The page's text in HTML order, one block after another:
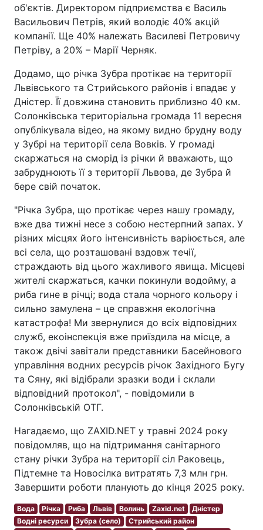
об'єктів. Директором підприємства є Василь
Васильович Петрів, який володіє 40% акцій
компанії. Ще 40% належать Василеві Петровичу
Петріву, а 20% – Марії Черняк.
Додамо, що річка Зубра протікає на території
Львівського та Стрийського районів і впадає у
Дністер. Її довжина становить приблизно 40 км.
Солонківська територіальна громада 11 вересня
опублікувала відео, на якому видно брудну воду
у Зубрі на території села Вовків. У громаді
скаржаться на сморід із річки й вважають, що
забруднюють її з території Львова, де Зубра й
бере свій початок.
"Річка Зубра, що протікає через нашу громаду,
вже два тижні несе з собою нестерпний запах. У
різних місцях його інтенсивність варіюється, але
всі села, що розташовані вздовж течії,
страждають від цього жахливого явища. Місцеві
жителі скаржаться, качки покинули водойму, а
риба гине в річці; вода стала чорного кольору і
сильно замулена – це справжня екологічна
катастрофа! Ми звернулися до всіх відповідних
служб, екоінспекція вже приїздила на місце, а
також двічі завітали представники Басейнового
управління водних ресурсів річок Західного Бугу
та Сяну, які відібрали зразки води і склали
відповідний протокол", - повідомили в
Солонківській ОТГ.
Нагадаємо, що ZAXID.NET у травні 2024 року
повідомляв, що на підтримання санітарного
стану річки Зубра на території сіл Раковець,
Підтемне та Новосілка витратять 7,3 млн грн.
Завершити роботи планують до кінця 2025 року.
Вода Річка Риба Львів Волинь Zaxid.net
Дністер
Водні ресурси
Зубра (село)
Стрийський район